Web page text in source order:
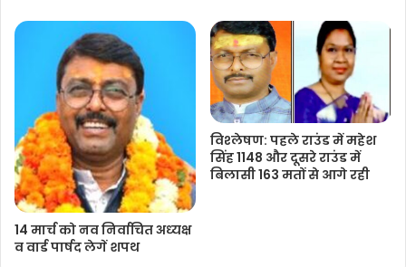
14 मार्च को नव निर्वाचित अध्‍यक्ष
व वार्ड पार्षद लेगें शपथ
विश्‍लेषण: पहले राउंड में महेश
सिंह 1148 और दूसरे राउंड में
बिलासी 163 मतों से आगे रही